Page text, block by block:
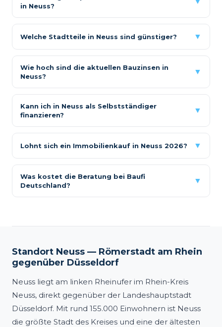
in Neuss?
Welche Stadtteile in Neuss sind günstiger? ▼
Wie hoch sind die aktuellen Bauzinsen in
Neuss?
▼
Kann ich in Neuss als Selbstständiger
finanzieren?
▼
Lohnt sich ein Immobilienkauf in Neuss 2026? ▼
Was kostet die Beratung bei Baufi
Deutschland?
▼
Standort Neuss — Römerstadt am Rhein
gegenüber Düsseldorf
Neuss liegt am linken Rheinufer im Rhein-Kreis
Neuss, direkt gegenüber der Landeshauptstadt
Düsseldorf. Mit rund 155.000 Einwohnern ist Neuss
die größte Stadt des Kreises und eine der ältesten